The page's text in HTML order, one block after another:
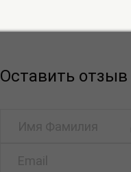
Оставить отзыв